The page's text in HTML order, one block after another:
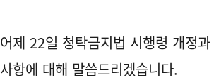
어제 22일 청탁금지법 시행령 개정
사항에 대해 말씀드리겠습니다.